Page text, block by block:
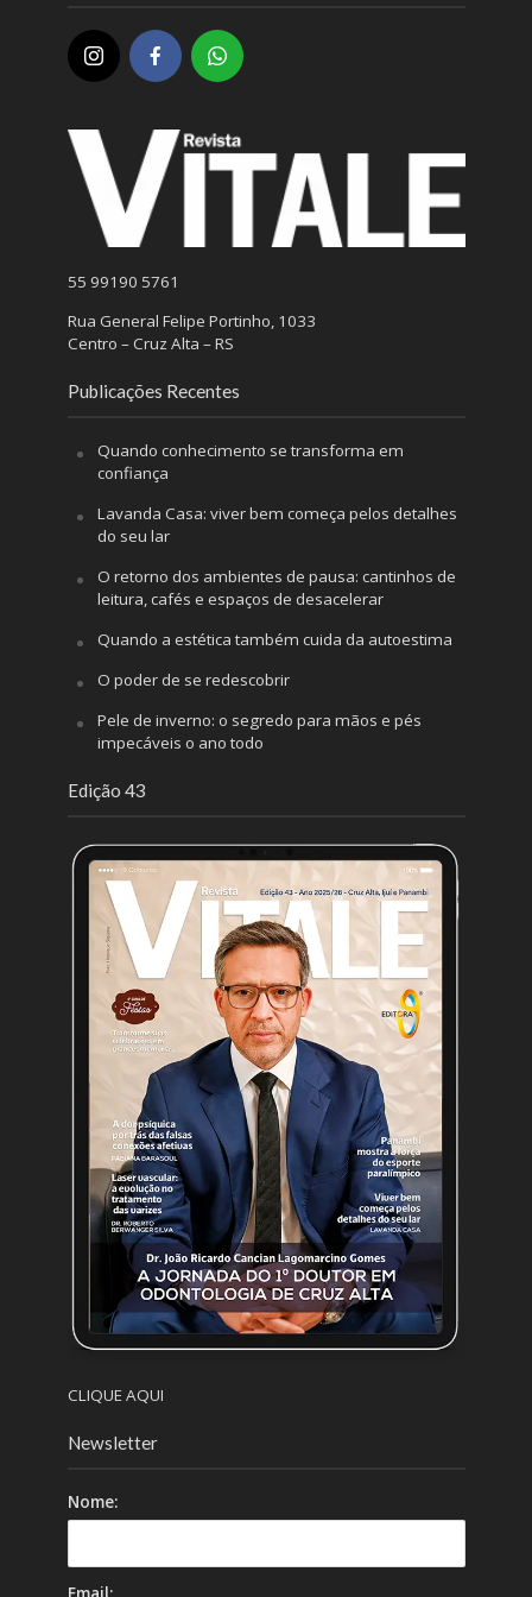
55 99190 5761
Rua General Felipe Portinho, 1033
Centro – Cruz Alta – RS
Publicações Recentes
Quando conhecimento se transforma em
confiança
Lavanda Casa: viver bem começa pelos detalhes
do seu lar
O retorno dos ambientes de pausa: cantinhos de
leitura, cafés e espaços de desacelerar
Quando a estética também cuida da autoestima
O poder de se redescobrir
Pele de inverno: o segredo para mãos e pés
impecáveis o ano todo
Edição 43
CLIQUE AQUI
Newsletter
Nome: